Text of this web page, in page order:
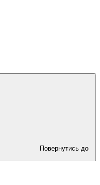
Повернутись до